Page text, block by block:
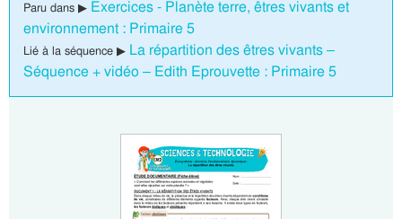
Paru dans ▶ Exercices - Planète terre, êtres vivants et
environnement : Primaire 5
Lié à la séquence ▶ La répartition des êtres vivants –
Séquence + vidéo – Edith Eprouvette : Primaire 5